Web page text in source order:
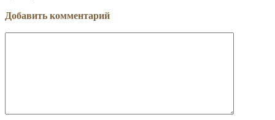
Добавить комментарий